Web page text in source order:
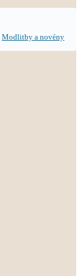
Modlitby a novény